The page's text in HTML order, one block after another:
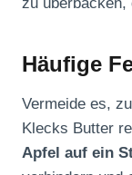
Häufige
Vermeide es,
Klecks Butter
Apfel auf ein